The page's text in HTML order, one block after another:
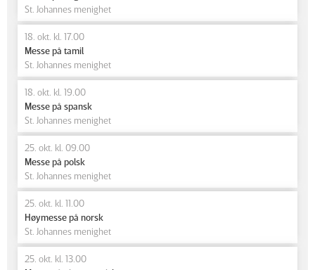
St. Johannes menighet
18. okt. kl. 17.00
Messe på tamil
St. Johannes menighet
18. okt. kl. 19.00
Messe på spansk
St. Johannes menighet
25. okt. kl. 09.00
Messe på polsk
St. Johannes menighet
25. okt. kl. 11.00
Høymesse på norsk
St. Johannes menighet
25. okt. kl. 13.00